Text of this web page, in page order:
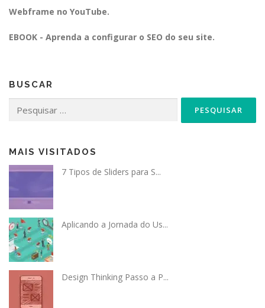
Webframe no YouTube.
EBOOK - Aprenda a configurar o SEO do seu site.
BUSCAR
por:
MAIS VISITADOS
7 Tipos de Sliders para S...
Aplicando a Jornada do Us...
Design Thinking Passo a P...